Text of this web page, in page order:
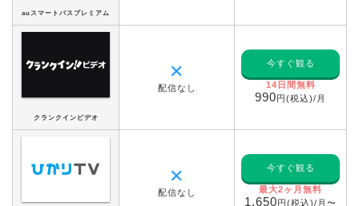
auスマートパスプレミアム
クランクインビデオ
✕
配信なし
今すぐ観る
14日間無料
990円(税込)/月
✕
配信なし
今すぐ観る
最大2ヶ月無料
1,650円(税込)/月〜